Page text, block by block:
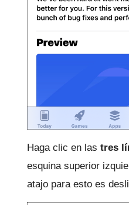
Haga clic en las tres
esquina superior
atajo para esto es